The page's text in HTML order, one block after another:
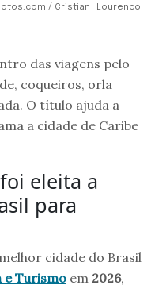
/ Cristian_Lourenco
das viagens pelo
coqueiros, orla
O título ajuda a
a cidade de Caribe
eleita a
para
cidade do Brasil
e Turismo em 2026,